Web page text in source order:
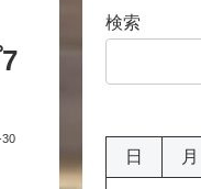
検索
日
月